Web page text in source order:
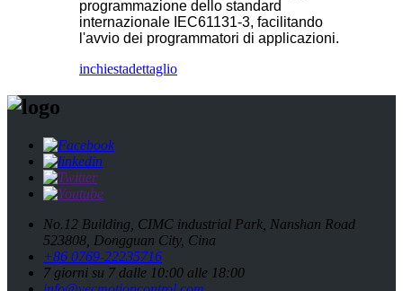
programmazione dello standard
internazionale IEC61131-3, facilitando
l'avvio dei programmatori di applicazioni.
inchiestadettaglio
No.12 Building, CIMC industrial Park, Nanshan Road
523808, Dongguan City, Cina
+86 0769-22235716
7 giorni su 7 dalle 10:00 alle 18:00